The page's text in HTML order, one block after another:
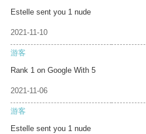
Estelle sent you 1 nude
2021-11-10
游客
Rank 1 on Google With 5
2021-11-06
游客
Estelle sent you 1 nude